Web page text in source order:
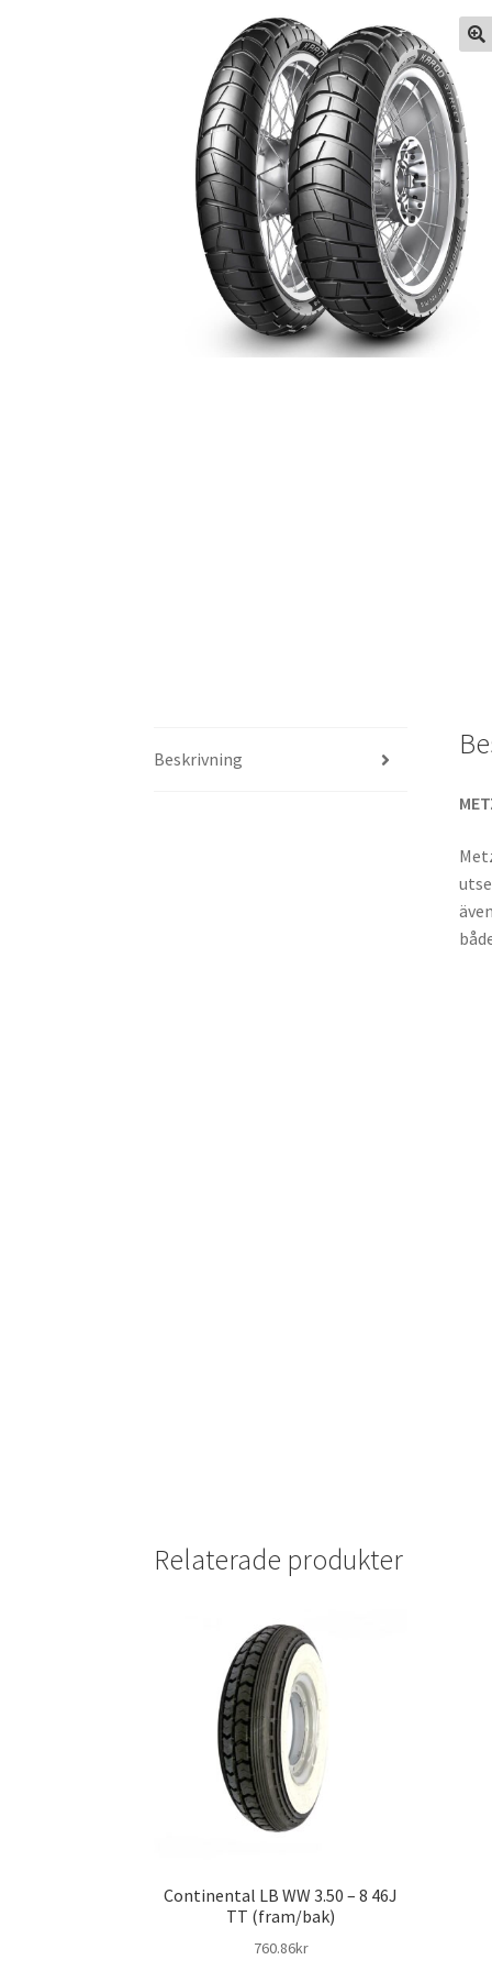
Beskrivning
Relaterade produkter
Continental LB WW 3.50 – 8 46J
TT (fram/bak)
760.86kr